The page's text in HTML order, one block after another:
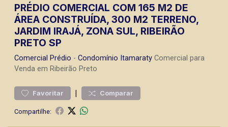
PRÉDIO COMERCIAL COM 165 M2 DE
ÁREA CONSTRUÍDA, 300 M2 TERRENO,
JARDIM IRAJÁ, ZONA SUL, RIBEIRÃO
PRETO SP
Comercial Prédio - Condomínio Itamaraty Comercial para
Venda em Ribeirão Preto
Favoritar | Comparar
Compartilhe: